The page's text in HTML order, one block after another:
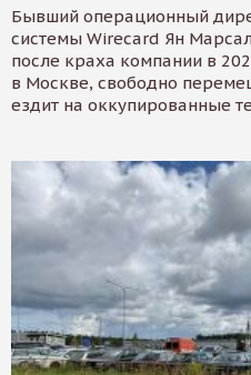
Бывший операционный
системы Wirecard Ян
после краха компании в
в Москве, свободно
ездит на оккупированные